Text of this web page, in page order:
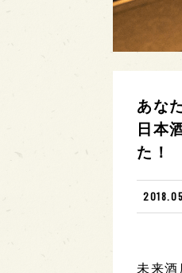
あな
日本
た！
未来